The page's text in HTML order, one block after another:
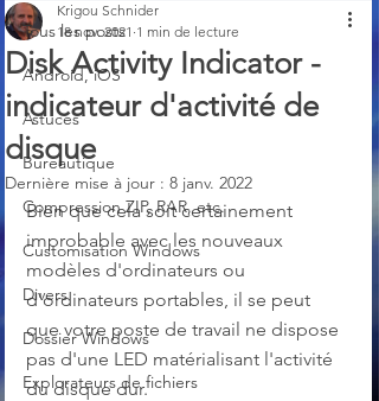
Tous les posts
Android, iOS
Astuces
Bureautique
Compression ZIP, RAR, etc.
Customisation Windows
Divers
Dossier Windows
Explorateurs de fichiers
Disk Activity Indicator -
indicateur d'activité de
disque
Krigou Schnider
18 nov. 2021 1 min de lecture
Dernière mise à jour : 8 janv. 2022
Bien que cela soit certainement
improbable avec les nouveaux
modèles d'ordinateurs ou
d'ordinateurs portables, il se peut
que votre poste de travail ne dispose
pas d'une LED matérialisant l'activité
du disque dur.